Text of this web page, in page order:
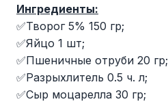
Ингредиенты:
✅Творог 5% 150 гр;
✅Яйцо 1 шт;
✅Пшеничные отруби 20 гр;
✅Разрыхлитель 0.5 ч. л;
✅Сыр моцарелла 30 гр;